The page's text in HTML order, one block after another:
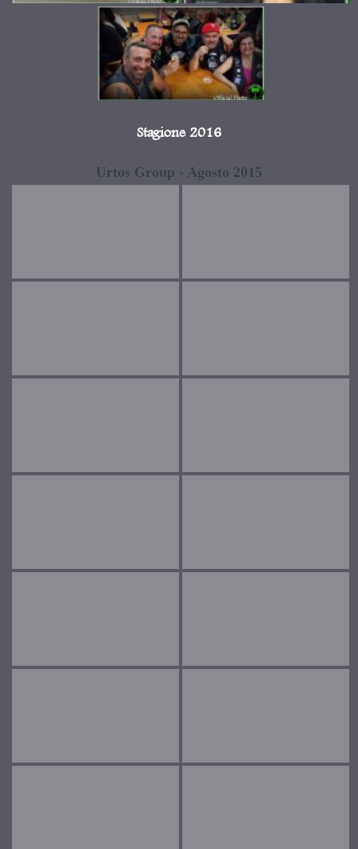
Stagione 2016
Urtos Group - Agosto 2015